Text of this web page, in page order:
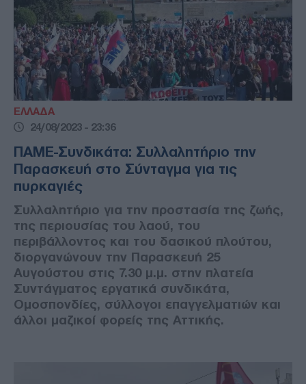
ΕΛΛΑΔΑ
24/08/2023 - 23:36
ΠΑΜΕ-Συνδικάτα: Συλλαλητήριο την
Παρασκευή στο Σύνταγμα για τις
πυρκαγιές
Συλλαλητήριο για την προστασία της ζωής,
της περιουσίας του λαού, του
περιβάλλοντος και του δασικού πλούτου,
διοργανώνουν την Παρασκευή 25
Αυγούστου στις 7.30 μ.μ. στην πλατεία
Συντάγματος εργατικά συνδικάτα,
Ομοσπονδίες, σύλλογοι επαγγελματιών και
άλλοι μαζικοί φορείς της Αττικής.